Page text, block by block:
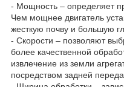
- Мощность – определяет
Чем мощнее двигатель
жесткую почву и большую
- Скорости – позволяют
более качественной
извлечение из земли
посредством задней